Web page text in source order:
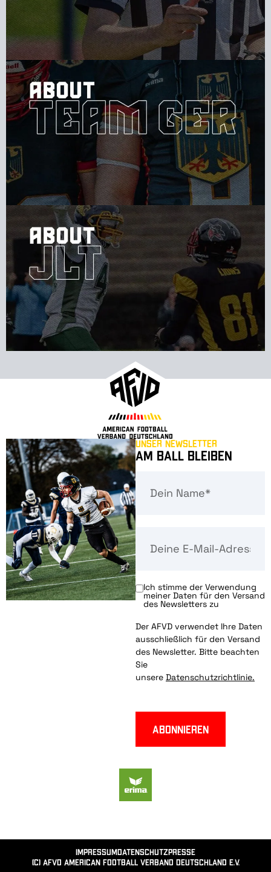
Unser Newsletter
Am Ball bleiben
Ich stimme der Verwendung
meiner Daten für den Versand
des Newsletters zu
Der AFVD verwendet Ihre Daten
ausschließlich für den Versand
des Newsletter. Bitte beachten
Sie
unsere Datenschutzrichtlinie.
Abonnieren
(c) AFVD American Football Verband Deutschland e.V.
ImpressumDatenschutzPresse